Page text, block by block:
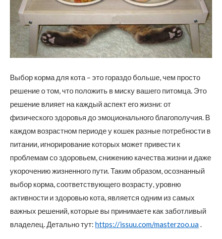
Выбор корма для кота – это гораздо больше, чем просто
решение о том, что положить в миску вашего питомца. Это
решение влияет на каждый аспект его жизни: от
физического здоровья до эмоционального благополучия. В
каждом возрастном периоде у кошек разные потребности в
питании, игнорирование которых может привести к
проблемам со здоровьем, снижению качества жизни и даже
укорочению жизненного пути. Таким образом, осознанный
выбор корма, соответствующего возрасту, уровню
активности и здоровью кота, является одним из самых
важных решений, которые вы принимаете как заботливый
владелец. Детально тут: https://issuu.com/masterzoo.ua.